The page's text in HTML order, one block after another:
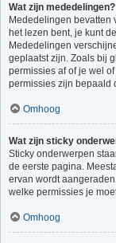
Wat zijn mededelingen?
Mededelingen bevatten
het lezen bent, je kunt
Mededelingen
geplaatst zijn. Zoals bij
permissies af of je wel
permissies zijn bepaald
Omhoog
Wat zijn sticky
Sticky onderwerpen
de eerste pagina.
ervan wordt
welke permissies je
Omhoog